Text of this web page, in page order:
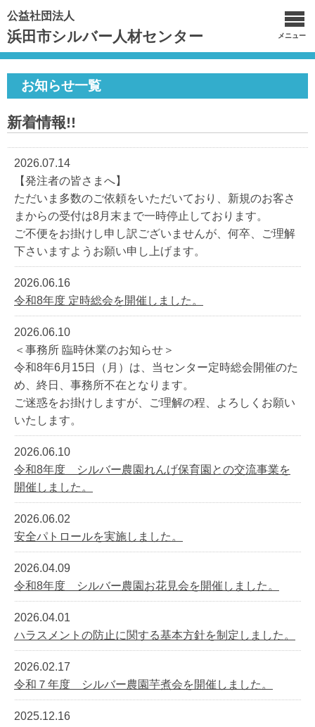
公益社団法人
浜田市シルバー人材センター メニュー
お知らせ一覧
新着情報!!
2026.07.14
【発注者の皆さまへ】
ただいま多数のご依頼をいただいており、新規のお客さ
まからの受付は8月末まで一時停止しております。
ご不便をお掛けし申し訳ございませんが、何卒、ご理解
下さいますようお願い申し上げます。
2026.06.16
令和8年度 定時総会を開催しました。
2026.06.10
＜事務所 臨時休業のお知らせ＞
令和8年6月15日（月）は、当センター定時総会開催のた
め、終日、事務所不在となります。
ご迷惑をお掛けしますが、ご理解の程、よろしくお願い
いたします。
2026.06.10
令和8年度 シルバー農園れんげ保育園との交流事業を
開催しました。
2026.06.02
安全パトロールを実施しました。
2026.04.09
令和8年度 シルバー農園お花見会を開催しました。
2026.04.01
ハラスメントの防止に関する基本方針を制定しました。
2026.02.17
令和７年度 シルバー農園芋煮会を開催しました。
2025.12.16